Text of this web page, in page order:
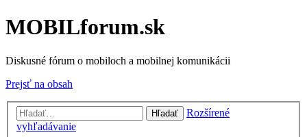
MOBILforum.sk
Diskusné fórum o mobiloch a mobilnej komunikácii
Prejsť na obsah
Hľadať
Rozšírené
vyhľadávanie